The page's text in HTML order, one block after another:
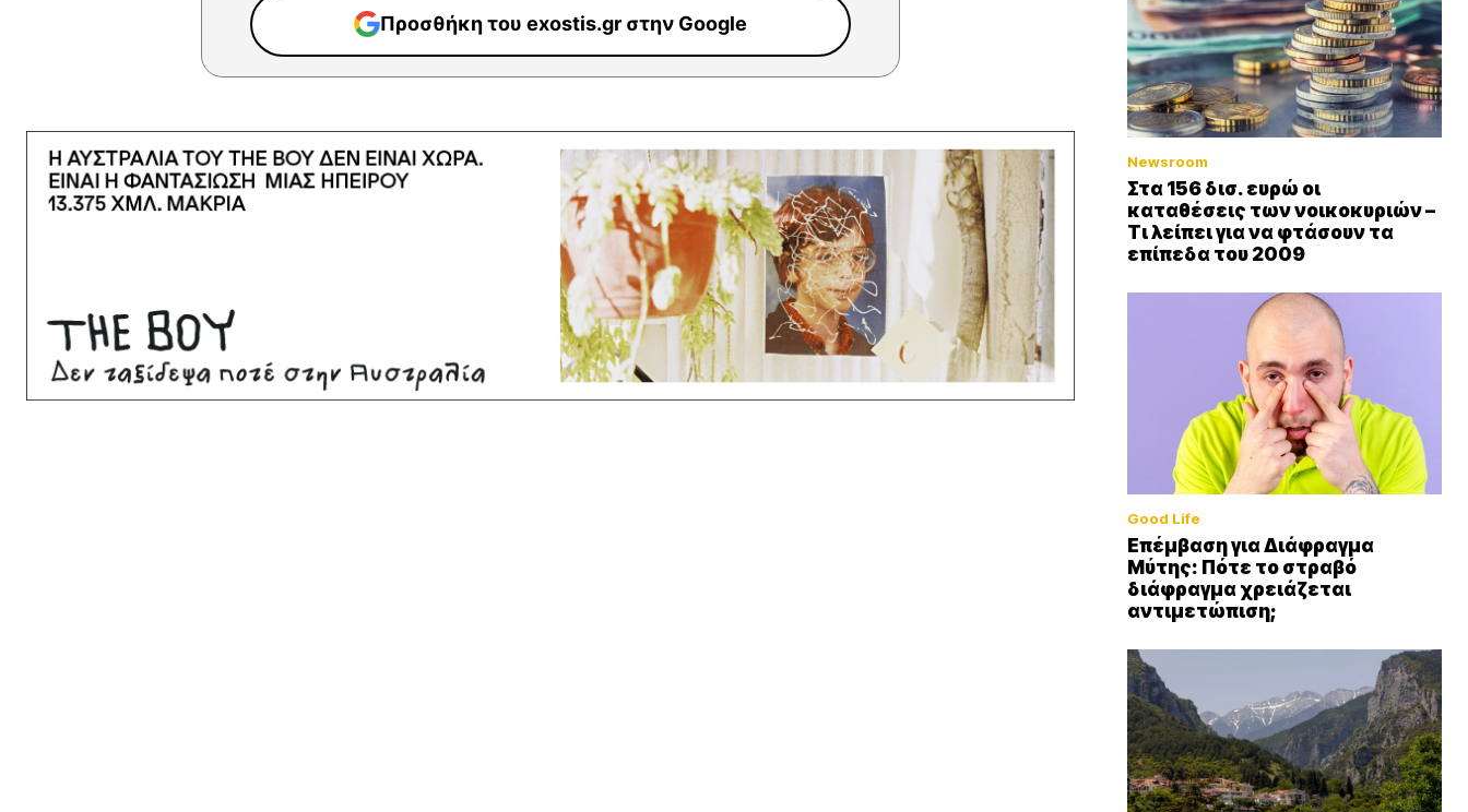
Προσθήκη του exostis.gr στην Google
Newsroom
Στα 156 δισ. ευρώ οι
καταθέσεις των νοικοκυριών –
Τι λείπει για να φτάσουν τα
επίπεδα του 2009
Good Life
Επέμβαση για Διάφραγμα
Μύτης: Πότε το στραβό
διάφραγμα χρειάζεται
αντιμετώπιση;